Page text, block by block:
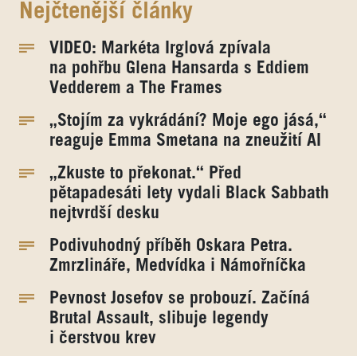
Nejčtenější články
VIDEO: Markéta Irglová zpívala
na pohřbu Glena Hansarda s Eddiem
Vedderem a The Frames
„Stojím za vykrádání? Moje ego jásá,“
reaguje Emma Smetana na zneužití AI
„Zkuste to překonat.“ Před
pětapadesáti lety vydali Black Sabbath
nejtvrdší desku
Podivuhodný příběh Oskara Petra.
Zmrzlináře, Medvídka i Námořníčka
Pevnost Josefov se probouzí. Začíná
Brutal Assault, slibuje legendy
i čerstvou krev